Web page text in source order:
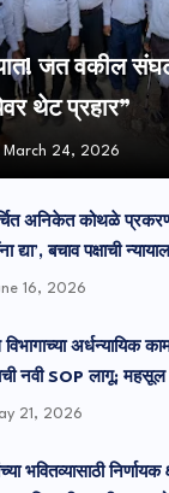
जत वकील
थेट प्रहार”
March 24, 2026
अनिकेत कोथळे
द्या’, बचाव पक्षाची
सुतार16, 2026
अर्धन्यायिक
नवी SOP लागू; महसूल
जाहीर.
21, 2026
भवितव्यासाठी